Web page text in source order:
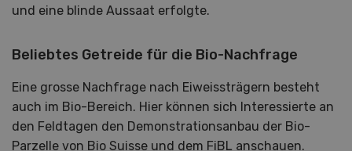
und eine blinde Aussaat erfolgte.
Beliebtes Getreide für die Bio-Nachfrage
Eine grosse Nachfrage nach Eiweissträgern besteht
auch im Bio-Bereich. Hier können sich Interessierte an
den Feldtagen den Demonstrationsanbau der Bio-
Parzelle von Bio Suisse und dem FiBL anschauen.